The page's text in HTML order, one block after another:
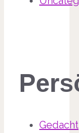
Gedacht